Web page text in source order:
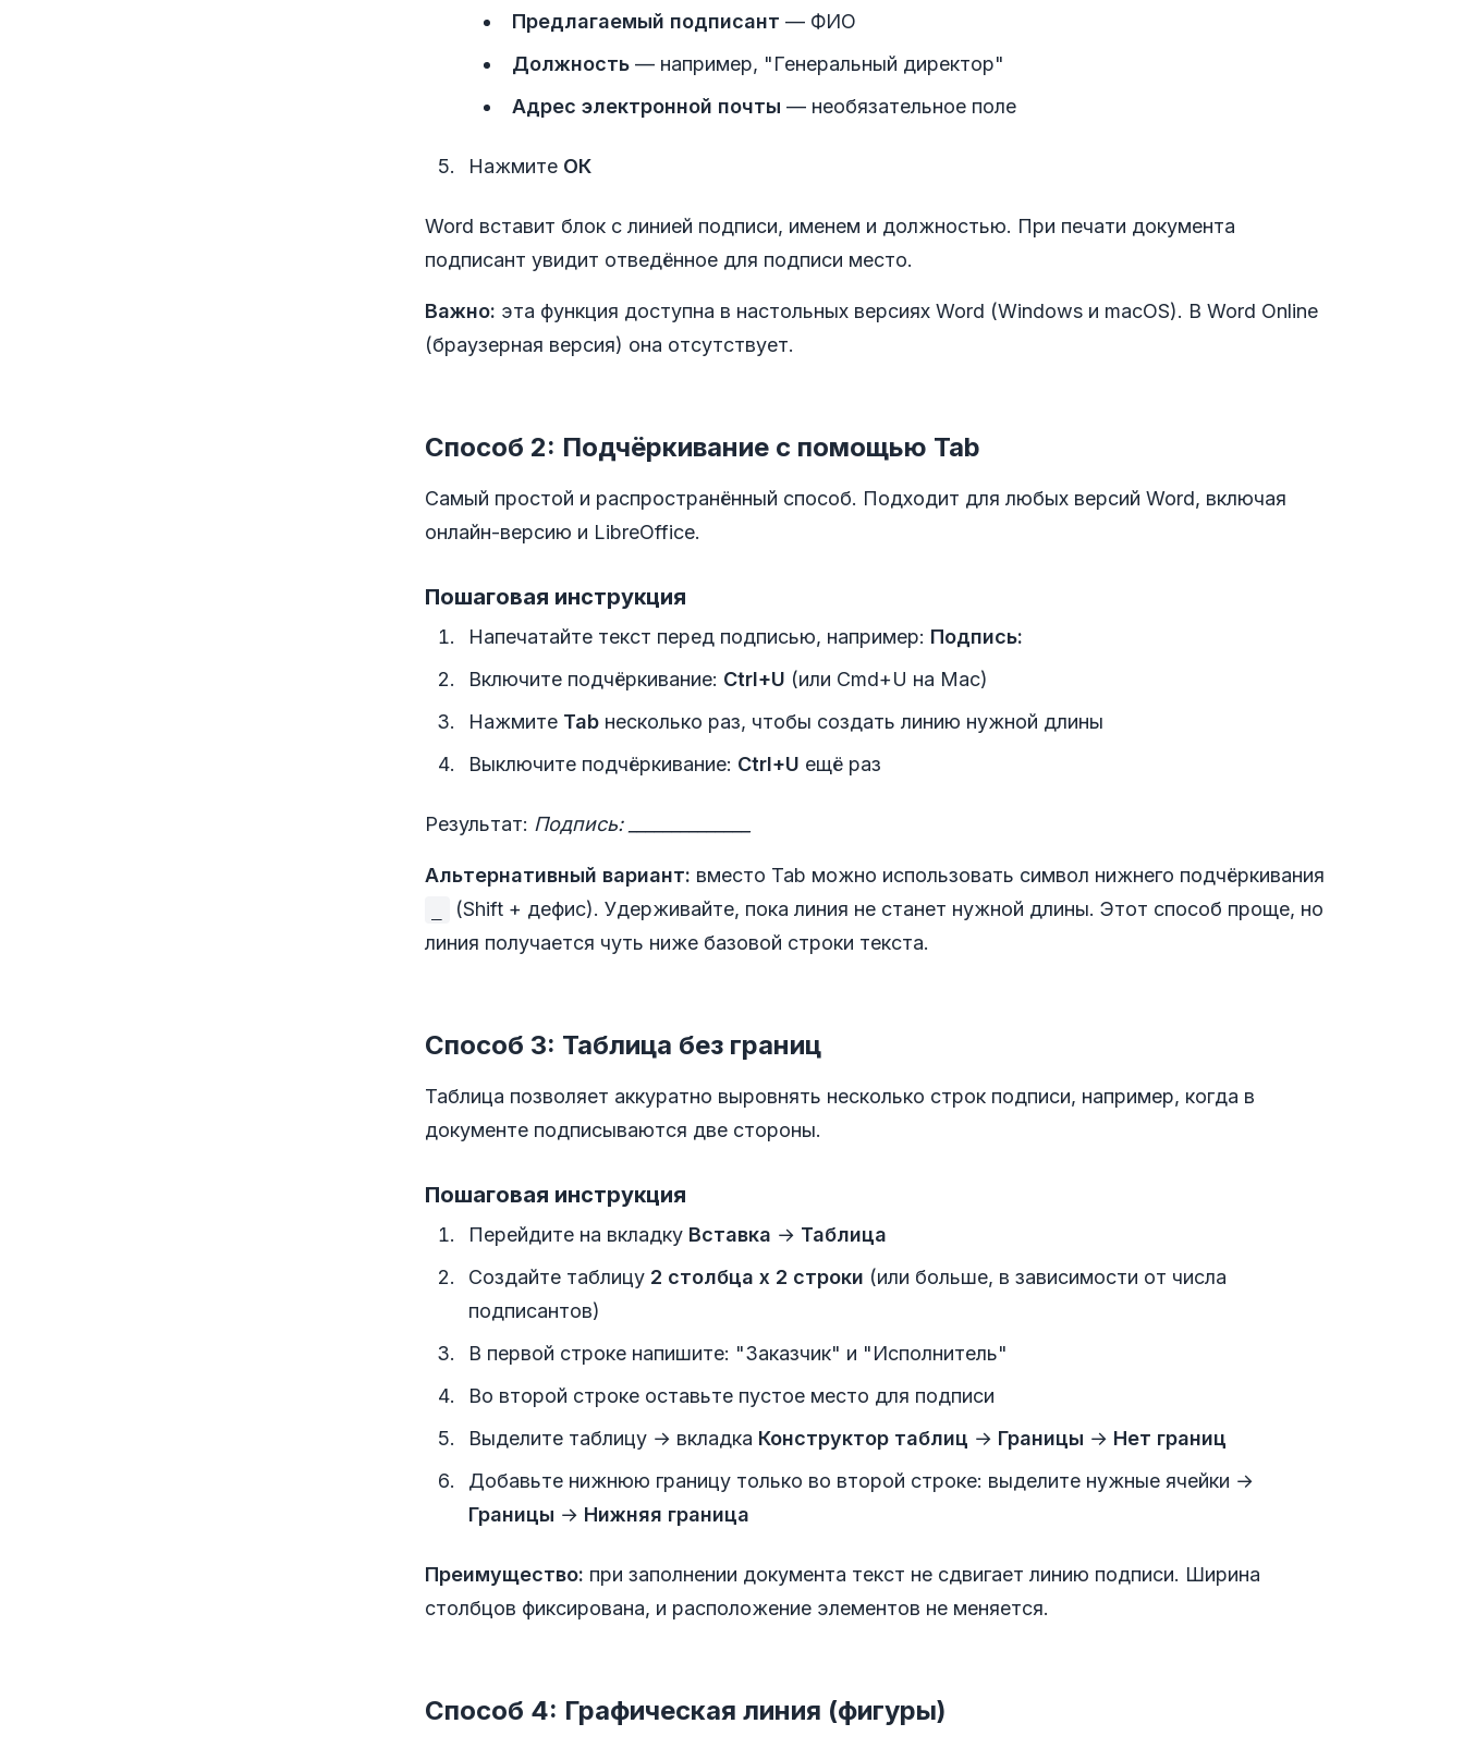
Предлагаемый подписант — ФИО
Должность — например, "Генеральный директор"
Адрес электронной почты — необязательное поле
Нажмите ОК
Word вставит блок с линией подписи, именем и должностью. При печати документа
подписант увидит отведённое для подписи место.
Важно: эта функция доступна в настольных версиях Word (Windows и macOS). В Word Online
(браузерная версия) она отсутствует.
Способ 2: Подчёркивание с помощью Tab
Самый простой и распространённый способ. Подходит для любых версий Word, включая
онлайн-версию и LibreOffice.
Пошаговая инструкция
Напечатайте текст перед подписью, например: Подпись:
Включите подчёркивание: Ctrl+U (или Cmd+U на Mac)
Нажмите Tab несколько раз, чтобы создать линию нужной длины
Выключите подчёркивание: Ctrl+U ещё раз
Результат: Подпись: ______________
Альтернативный вариант: вместо Tab можно использовать символ нижнего подчёркивания
(Shift + дефис). Удерживайте, пока линия не станет нужной длины. Этот способ проще, но
линия получается чуть ниже базовой строки текста.
Способ 3: Таблица без границ
Таблица позволяет аккуратно выровнять несколько строк подписи, например, когда в
документе подписываются две стороны.
Пошаговая инструкция
Перейдите на вкладку Вставка → Таблица
Создайте таблицу 2 столбца x 2 строки (или больше, в зависимости от числа
подписантов)
В первой строке напишите: "Заказчик" и "Исполнитель"
Во второй строке оставьте пустое место для подписи
Выделите таблицу → вкладка Конструктор таблиц → Границы → Нет границ
Добавьте нижнюю границу только во второй строке: выделите нужные ячейки →
Границы → Нижняя граница
Преимущество: при заполнении документа текст не сдвигает линию подписи. Ширина
столбцов фиксирована, и расположение элементов не меняется.
Способ 4: Графическая линия (фигуры)